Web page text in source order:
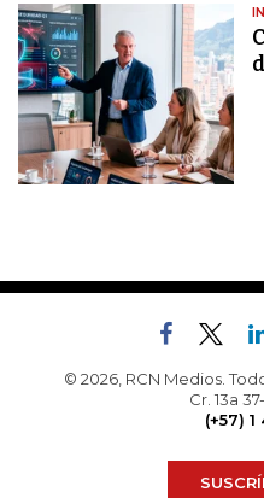
© 2026, RCN Medios.
Cr. 13a
(+57)